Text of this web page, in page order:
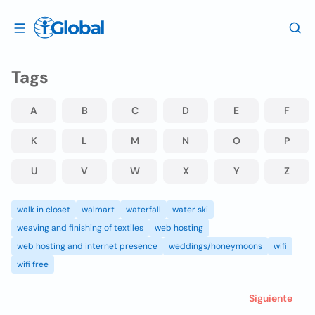
Tags
A B C D E F
K L M N O P
U V W X Y Z
walk in closet walmart waterfall
water ski
weaving and finishing of textiles
web hosting
web hosting and internet presence
weddings/honeymoons
wifi
wifi free
Siguiente